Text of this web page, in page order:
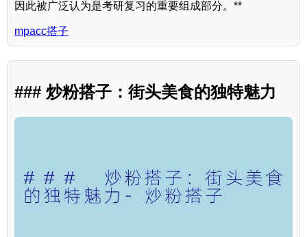
因此被广泛认为是考研复习的重要组成部分。**
mpacc搭子
### 炒粉搭子：街头美食的独特魅力